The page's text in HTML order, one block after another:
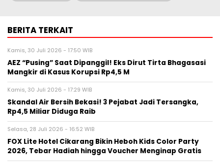
BERITA TERKAIT
Kamis, 30 Juli 2026 - 17:50 WIB
AEZ “Pusing” Saat Dipanggil! Eks Dirut Tirta Bhagasasi
Mangkir di Kasus Korupsi Rp4,5 M
Kamis, 30 Juli 2026 - 17:29 WIB
Skandal Air Bersih Bekasi! 3 Pejabat Jadi Tersangka,
Rp4,5 Miliar Diduga Raib
Selasa, 28 Juli 2026 - 16:52 WIB
FOX Lite Hotel Cikarang Bikin Heboh Kids Color Party
2026, Tebar Hadiah hingga Voucher Menginap Gratis